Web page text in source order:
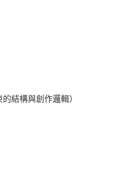
結構與創作邏輯）